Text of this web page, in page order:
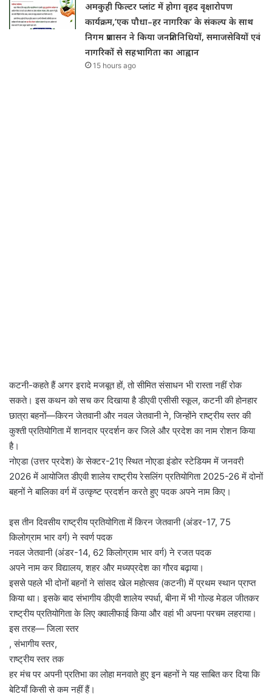
अमकुही फिल्टर प्लांट में होगा वृहद वृक्षारोपण
कार्यक्रम,’एक पौधा–हर नागरिक’ के संकल्प के साथ
निगम प्रशासन ने किया जनप्रतिनिधियों, समाजसेवियों एवं
नागरिकों से सहभागिता का आह्वान
15 hours ago
कटनी-कहते हैं अगर इरादे मजबूत हों, तो सीमित संसाधन भी रास्ता नहीं रोक
सकते। इस कथन को सच कर दिखाया है डीएवी एसीसी स्कूल, कटनी की होनहार
छात्रा बहनों—किरन जेतवानी और नवल जेतवानी ने, जिन्होंने राष्ट्रीय स्तर की
कुश्ती प्रतियोगिता में शानदार प्रदर्शन कर जिले और प्रदेश का नाम रोशन किया
है।
नोएडा (उत्तर प्रदेश) के सेक्टर-21ए स्थित नोएडा इंडोर स्टेडियम में जनवरी
2026 में आयोजित डीएवी शालेय राष्ट्रीय रेसलिंग प्रतियोगिता 2025-26 में दोनों
बहनों ने बालिका वर्ग में उत्कृष्ट प्रदर्शन करते हुए पदक अपने नाम किए।
इस तीन दिवसीय राष्ट्रीय प्रतियोगिता में किरन जेतवानी (अंडर-17, 75
किलोग्राम भार वर्ग) ने स्वर्ण पदक
नवल जेतवानी (अंडर-14, 62 किलोग्राम भार वर्ग) ने रजत पदक
अपने नाम कर विद्यालय, शहर और मध्यप्रदेश का गौरव बढ़ाया।
इससे पहले भी दोनों बहनों ने सांसद खेल महोत्सव (कटनी) में प्रथम स्थान प्राप्त
किया था। इसके बाद संभागीय डीएवी शालेय स्पर्धा, बीना में भी गोल्ड मेडल जीतकर
राष्ट्रीय प्रतियोगिता के लिए क्वालीफाई किया और वहां भी अपना परचम लहराया।
इस तरह— जिला स्तर
, संभागीय स्तर,
राष्ट्रीय स्तर तक
हर मंच पर अपनी प्रतिभा का लोहा मनवाते हुए इन बहनों ने यह साबित कर दिया कि
बेटियाँ किसी से कम नहीं हैं।